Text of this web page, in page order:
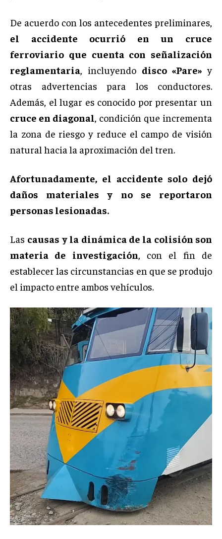
De acuerdo con los antecedentes preliminares,
el accidente ocurrió en un cruce
ferroviario que cuenta con señalización
reglamentaria , incluyendo disco «Pare» y
otras advertencias para los conductores.
Además, el lugar es conocido por presentar un
cruce en diagonal , condición que incrementa
la zona de riesgo y reduce el campo de visión
natural hacia la aproximación del tren.
Afortunadamente, el accidente solo dejó
daños materiales y no se reportaron
personas lesionadas.
Las causas y la dinámica de la colisión son
materia de investigación , con el fin de
establecer las circunstancias en que se produjo
el impacto entre ambos vehículos.